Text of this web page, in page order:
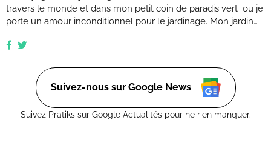
travers le monde et dans mon petit coin de paradis vert ou je
porte un amour inconditionnel pour le jardinage. Mon jardin
est mon havre de paix, un endroit où je peux me ressourcer
et m'émerveiller devant la beauté de la nature. Suivez mes
ce soit dans un petit coin de balcon ou dans un vaste espace
verdoyant. Suivez-nous sur Google News
Suivez Pratiks sur Google Actualités pour ne rien manquer.